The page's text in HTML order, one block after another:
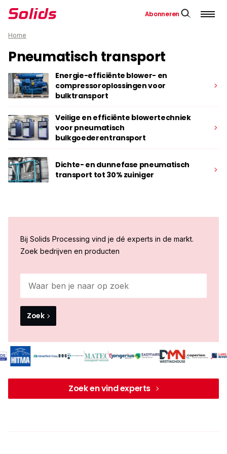
Abonneren
Home
Pneumatisch transport
Energie-efficiënte blower- en
compressoroplossingen voor
bulktransport
Veilige en efficiënte blowertechniek
voor pneumatisch
bulkgoederentransport
Dichte- en dunnefase pneumatisch
transport tot 30% zuiniger
Bij Solids Processing vind je dé experts in de markt.
Zoek bedrijven en producten
Zoek
Zoek en vind experts